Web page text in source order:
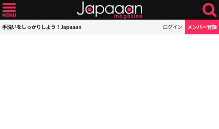
手洗いをしっかりしよう！Japaaan ログイン メンバー登録